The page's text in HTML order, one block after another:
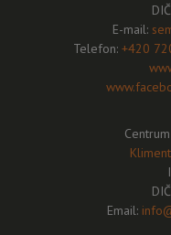
E-mail:
Telefon: +420
Email: